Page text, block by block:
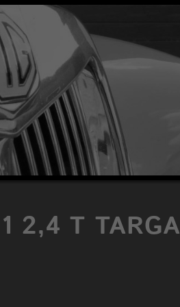
2,4 T TARGA